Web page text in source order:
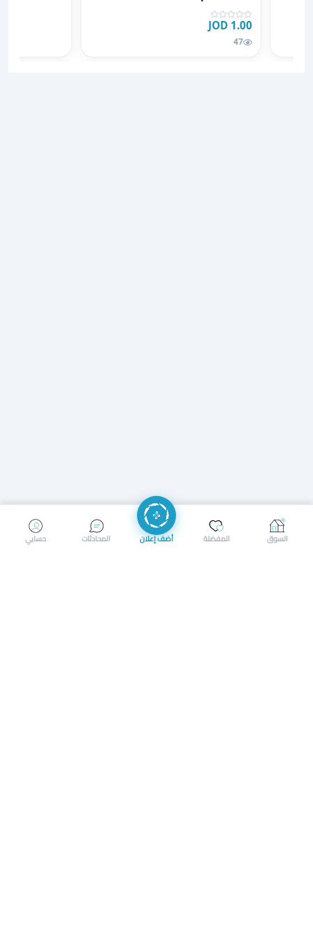
1.00 JOD
47
إرسال رسالة إجراء مكالمة
حسابي المحادثات أضف إعلان المفضلة السوق